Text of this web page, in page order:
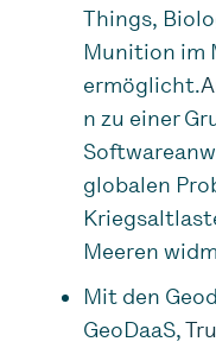
Things,
Munition im
ermöglicht.
n zu einer
globalen
Meeren
Mit den
GeoDaaS,